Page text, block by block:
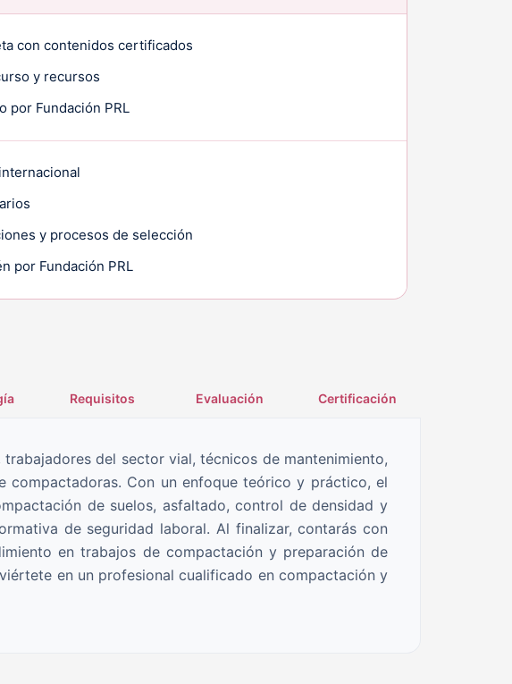
con contenidos certificados
y recursos
por Fundación PRL
y procesos de selección
por Fundación PRL
Requisitos Evaluación Certificación
del sector vial, técnicos de mantenimiento,
compactadoras. Con un enfoque teórico y práctico, el
de suelos, asfaltado, control de densidad y
de seguridad laboral. Al finalizar, contarás con
en trabajos de compactación y preparación de
en un profesional cualificado en compactación y